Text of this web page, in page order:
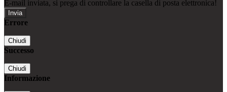
E-mail inviata, si prega di controllare la casella di posta elettronica!
Errore
Chiudi
Successo
Chiudi
Informazione